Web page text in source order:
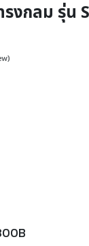
รงกลม รุ่น